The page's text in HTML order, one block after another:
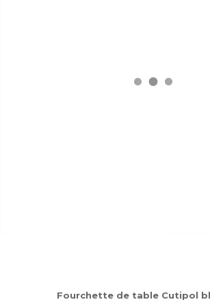
Fourchette de table Cutipol